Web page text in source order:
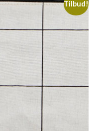
Tilbud!